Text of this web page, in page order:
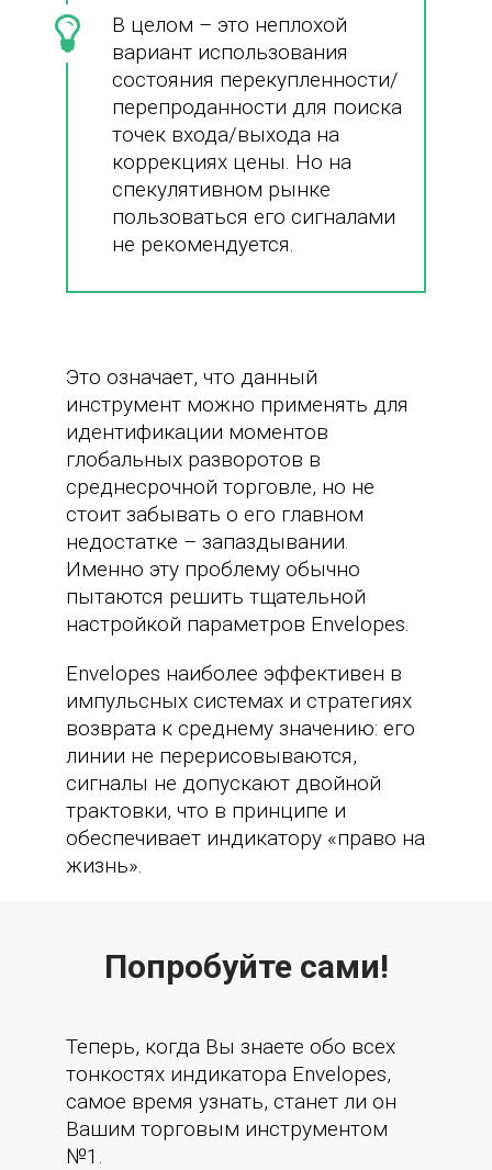
В целом – это неплохой
вариант использования
состояния перекупленности/
перепроданности для поиска
точек входа/выхода на
коррекциях цены. Но на
спекулятивном рынке
пользоваться его сигналами
не рекомендуется.
Это означает, что данный
инструмент можно применять для
идентификации моментов
глобальных разворотов в
среднесрочной торговле, но не
стоит забывать о его главном
недостатке – запаздывании.
Именно эту проблему обычно
пытаются решить тщательной
настройкой параметров Envelopes.
Envelopes наиболее эффективен в
импульсных системах и стратегиях
возврата к среднему значению: его
линии не перерисовываются,
сигналы не допускают двойной
трактовки, что в принципе и
обеспечивает индикатору «право на
жизнь».
Попробуйте сами!
Теперь, когда Вы знаете обо всех
тонкостях индикатора Envelopes,
самое время узнать, станет ли он
Вашим торговым инструментом
№1.